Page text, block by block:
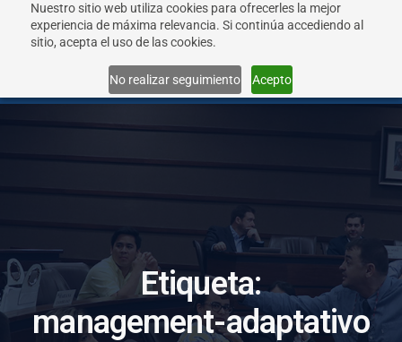
Nuestro sitio web utiliza cookies para ofrecerles la mejor
experiencia de máxima relevancia. Si continúa accediendo al
sitio, acepta el uso de las cookies.
No realizar seguimiento Acepto
Etiqueta:
management-adaptativo